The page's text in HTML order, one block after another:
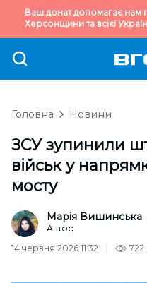
Ваш донат допомагає нам
Херсонщини та всієї
Головна Новини
ЗСУ зупинили
військ у
мосту
Марія Вишинська
Автор
14 червня 2026 11:32
722